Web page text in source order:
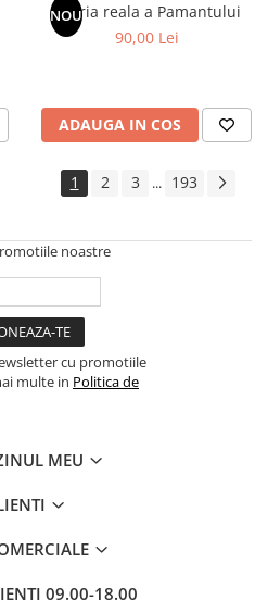
NOU
Istoria reala a Pamantului
90,00 Lei
ADAUGA IN COS
1 2 3 ... 193
noastre
cu promotiile
multe in Politica de
MEU
09.00-18.00